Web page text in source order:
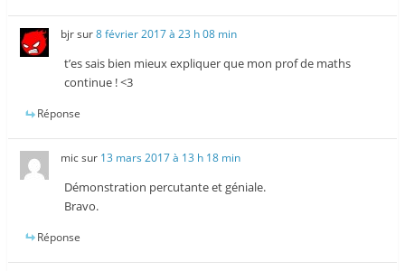
bjrsur8 février 2017 à 23 h 08 min
t’es sais bien mieux expliquer que mon prof de maths
continue ! <3
Réponse
micsur 13 mars 2017 à 13 h 18 min
Démonstration percutante et géniale.
Bravo.
Réponse